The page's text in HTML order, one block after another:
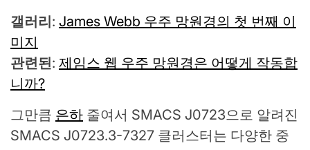
갤러리: James Webb 우주 망원경의 첫 번째 이
미지
관련된: 제임스 웹 우주 망원경은 어떻게 작동합
니까?
그만큼 은하 줄여서 SMACS J0723으로 알려진
SMACS J0723.3-7327 클러스터는 다양한 중